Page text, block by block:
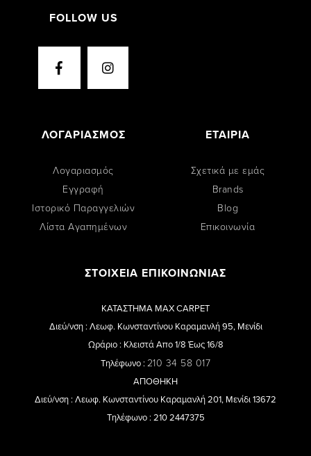
FOLLOW US
ΛΟΓΑΡΙΑΣΜΟΣ
Λογαριασμός
Εγγραφή
Ιστορικό Παραγγελιών
Λίστα Αγαπημένων
ΕΤΑΙΡΙΑ
Σχετικά με εμάς
Brands
Blog
Επικοινωνία
ΣΤΟΙΧΕΙΑ ΕΠΙΚΟΙΝΩΝΙΑΣ
ΚΑΤΑΣΤΗΜΑ MAX CARPET
Διεύ/νση : Λεωφ. Κωνσταντίνου Καραμανλή 95, Μενίδι
Ωράριο : Κλειστά Απο 1/8 Έως 16/8
Τηλέφωνο : 210 34 58 017
ΑΠΟΘΗΚΗ
Διεύ/νση : Λεωφ. Κωνσταντίνου Καραμανλή 201, Μενίδι 13672
Τηλέφωνο : 210 2447375